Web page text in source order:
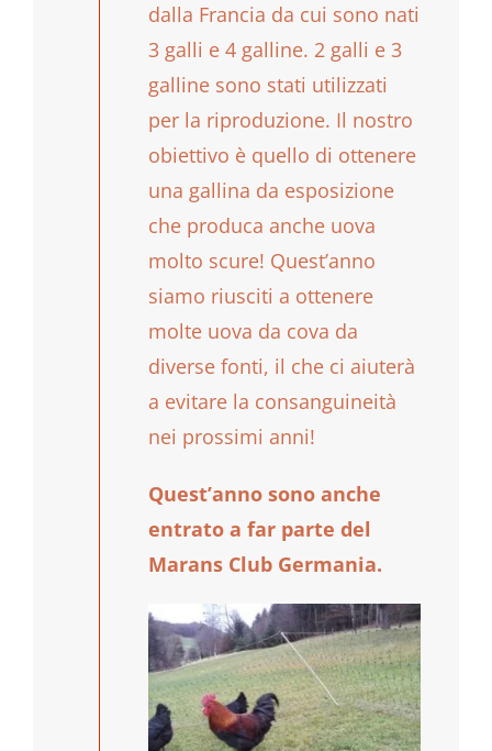
dalla Francia da cui sono nati
3 galli e 4 galline. 2 galli e 3
galline sono stati utilizzati
per la riproduzione. Il nostro
obiettivo è quello di ottenere
una gallina da esposizione
che produca anche uova
molto scure! Quest’anno
siamo riusciti a ottenere
molte uova da cova da
diverse fonti, il che ci aiuterà
a evitare la consanguineità
nei prossimi anni!
Quest’anno sono anche
entrato a far parte del
Marans Club Germania.